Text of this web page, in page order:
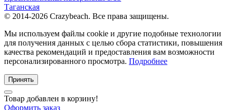
Таганская
© 2014-2026 Crazybeach. Все права защищены.
Мы используем файлы cookie и другие подобные технологии
для получения данных с целью сбора статистики, повышения
качества рекомендаций и предоставления вам возможности
персонализированного просмотра. Подробнее
Принять
Товар добавлен в корзину!
Оформить заказ